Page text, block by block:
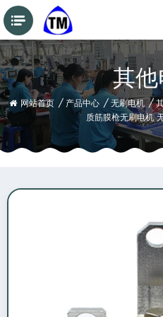
其
网站首页 / 产品中心 / 无刷电机 /
质筋膜枪无刷电机